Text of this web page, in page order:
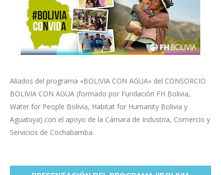
Aliados del programa «BOLIVIA CON AGUA» del CONSORCIO
BOLIVIA CON AGUA (formado por Fundación FH Bolivia,
Water for People Bolivia, Habitat for Humanity Bolivia y
Aguatuya) con el apoyo de la Cámara de Industria, Comercio y
Servicios de Cochabamba.